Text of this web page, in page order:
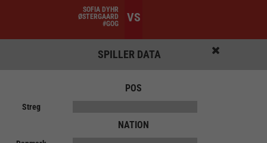
VS
SOFIA DYHR
ØSTERGAARD
#GOG
SPILLER DATA
POS
Streg
NATION